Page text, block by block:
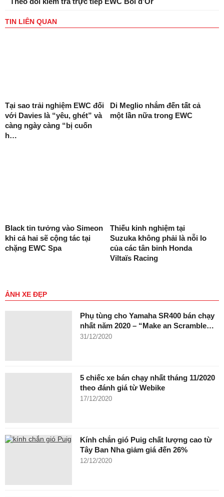
TIN LIÊN QUAN
Tại sao trải nghiệm EWC đối
với Davies là “yêu, ghét” và
càng ngày càng “bị cuốn
h…
Di Meglio nhắm đến tất cả
một lần nữa trong EWC
Black tin tưởng vào Simeon
khi cả hai sẽ cộng tác tại
chặng EWC Spa
Thiếu kinh nghiệm tại
Suzuka không phải là nỗi lo
của các tân binh Honda
Viltaïs Racing
ẢNH XE ĐẸP
Phụ tùng cho Yamaha SR400 bán chạy
nhất năm 2020 – “Make an Scramble…
31/12/2020
5 chiếc xe bán chạy nhất tháng 11/2020
theo đánh giá từ Webike
17/12/2020
Kính chắn gió Puig chất lượng cao từ
Tây Ban Nha giảm giá đến 26%
12/12/2020